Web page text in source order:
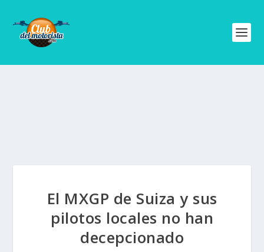
El MXGP de Suiza y sus
pilotos locales no han
decepcionado